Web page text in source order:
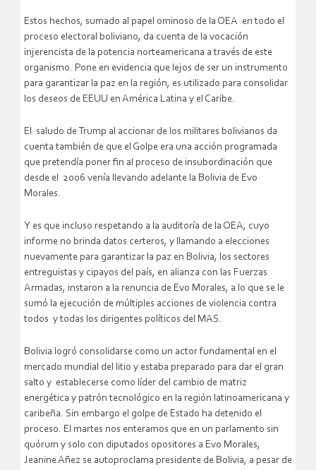
Estos hechos, sumado al papel ominoso de la OEA en todo el
proceso electoral boliviano, da cuenta de la vocación
injerencista de la potencia norteamericana a través de este
organismo. Pone en evidencia que lejos de ser un instrumento
para garantizar la paz en la región, es utilizado para consolidar
los deseos de EEUU en América Latina y el Caribe.
El saludo de Trump al accionar de los militares bolivianos da
cuenta también de que el Golpe era una acción programada
que pretendía poner fin al proceso de insubordinación que
desde el 2006 venía llevando adelante la Bolivia de Evo
Morales.
Y es que incluso respetando a la auditoría de la OEA, cuyo
informe no brinda datos certeros, y llamando a elecciones
nuevamente para garantizar la paz en Bolivia, los sectores
entreguistas y cipayos del país, en alianza con las Fuerzas
Armadas, instaron a la renuncia de Evo Morales, a lo que se le
sumó la ejecución de múltiples acciones de violencia contra
todos y todas los dirigentes políticos del MAS.
Bolivia logró consolidarse como un actor fundamental en el
mercado mundial del litio y estaba preparado para dar el gran
salto y establecerse como líder del cambio de matriz
energética y patrón tecnológico en la región latinoamericana y
caribeña. Sin embargo el golpe de Estado ha detenido el
proceso. El martes nos enteramos que en un parlamento sin
quórum y solo con diputados opositores a Evo Morales,
Jeanine Añez se autoproclama presidente de Bolivia, a pesar de